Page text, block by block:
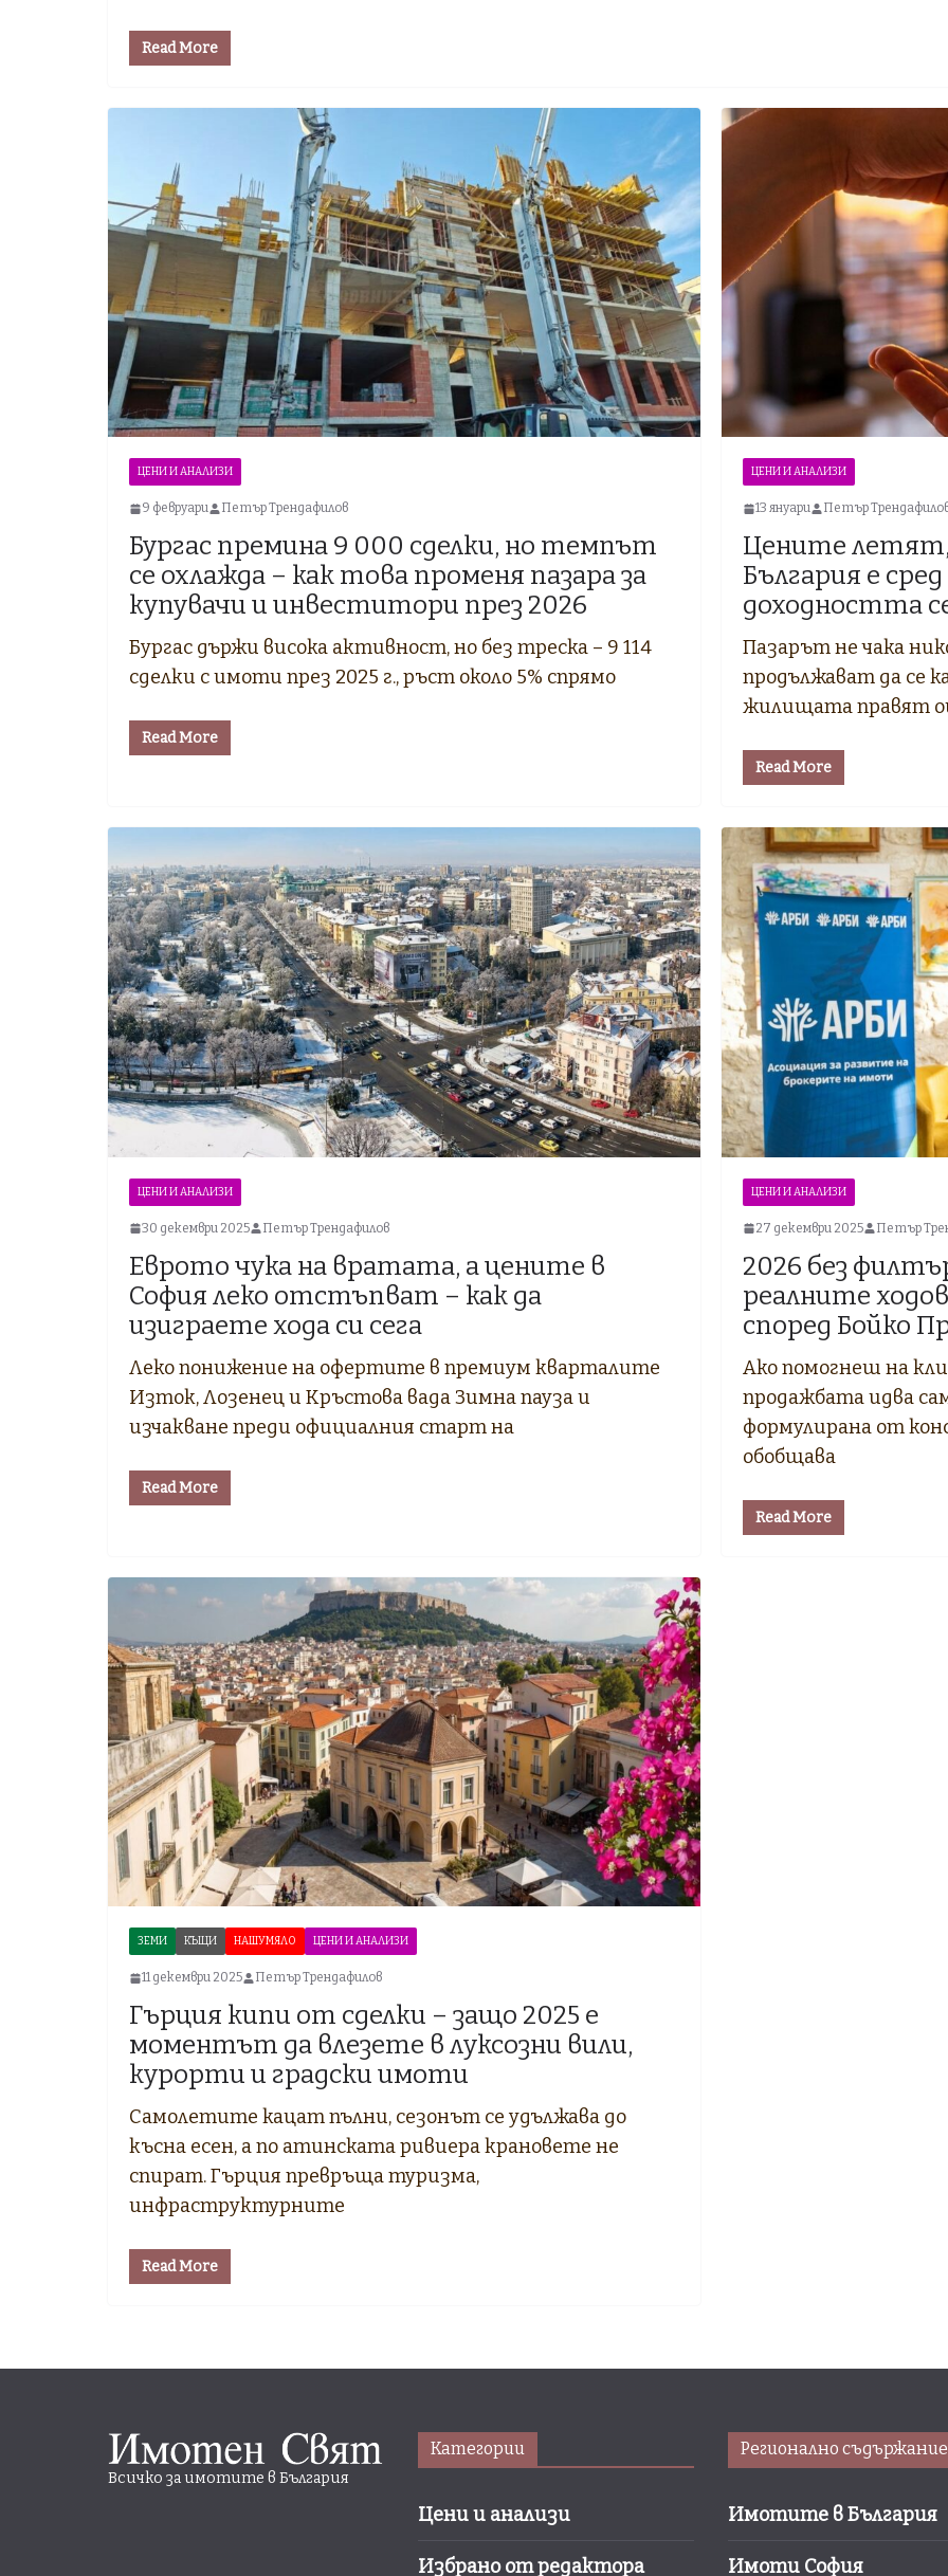
Read More
ЦЕНИ И АНАЛИЗИ
9 февруари Петър Трендафилов
Бургас премина 9 000 сделки, но темпът
се охлажда – как това променя пазара за
купувачи и инвеститори през 2026
Бургас държи висока активност, но без треска – 9 114
сделки с имоти през 2025 г., ръст около 5% спрямо
Read More
ЦЕНИ И АНАЛИЗИ
13 януари Петър
Цените
България е
доходността
Пазарът не чака
продължават да се
жилищата правят
Read More
ЦЕНИ И АНАЛИЗИ
30 декември 2025 Петър Трендафилов
Еврото чука на вратата, а цените в
София леко отстъпват – как да
изиграете хода си сега
Леко понижение на офертите в премиум кварталите
Изток, Лозенец и Кръстова вада Зимна пауза и
изчакване преди официалния старт на
Read More
ЦЕНИ И АНАЛИЗИ
27 декември 2025 Петър
2026 без
реалните
според Бойко
Ако помогнеш на
продажбата идва
формулирана от
обобщава
Read More
ЗЕМИ КЪЩИ НАШУМЯЛО ЦЕНИ И АНАЛИЗИ
11 декември 2025 Петър Трендафилов
Гърция кипи от сделки – защо 2025 е
моментът да влезете в луксозни вили,
курорти и градски имоти
Самолетите кацат пълни, сезонът се удължава до
късна есен, а по атинската ривиера крановете не
спират. Гърция превръща туризма,
инфраструктурните
Read More
Всичко за имотите в България
Категории
Цени и анализи
Избрано от редактора
Регионално съдържание
Имотите в България
Имоти София